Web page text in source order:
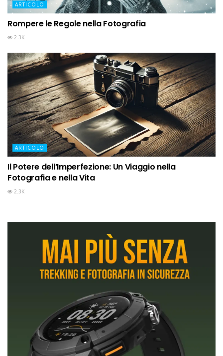
ARTICOLO
Rompere le Regole nella Fotografia
2.3K
ARTICOLO
Il Potere dell’Imperfezione: Un Viaggio nella
Fotografia e nella Vita
2.3K